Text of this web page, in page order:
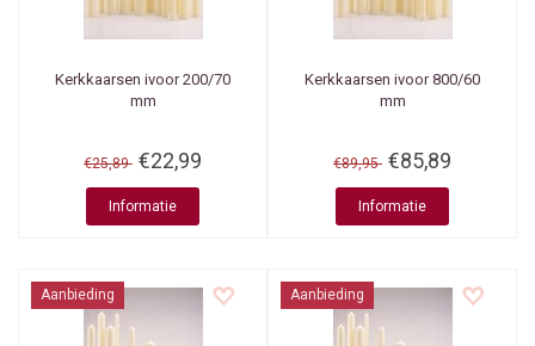
Kerkkaarsen ivoor 200/70
mm
€25,89 €22,99
Informatie
Kerkkaarsen ivoor 800/60
mm
€89,95 €85,89
Informatie
Aanbieding Aanbieding